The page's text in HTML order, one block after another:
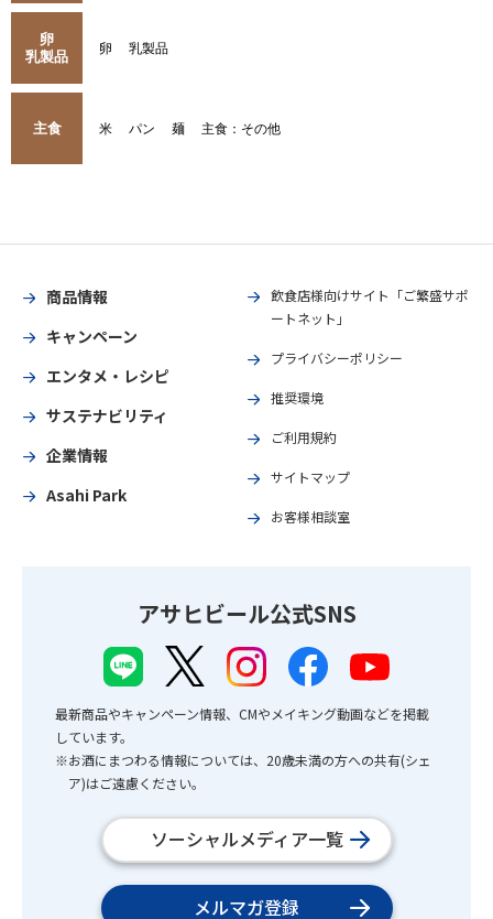
卵
乳製品
卵 乳製品
主食 米 パン 麺 主食：その他
商品情報
キャンペーン
エンタメ・レシピ
サステナビリティ
企業情報
Asahi Park
飲食店様向けサイト「ご繁盛サポ
ートネット」
プライバシーポリシー
推奨環境
ご利用規約
サイトマップ
お客様相談室
アサヒビール公式SNS
最新商品やキャンペーン情報、CMやメイキング動画などを掲載
しています。
※お酒にまつわる情報については、20歳未満の方への共有(シェ
ア)はご遠慮ください。
ソーシャルメディア一覧
メルマガ登録